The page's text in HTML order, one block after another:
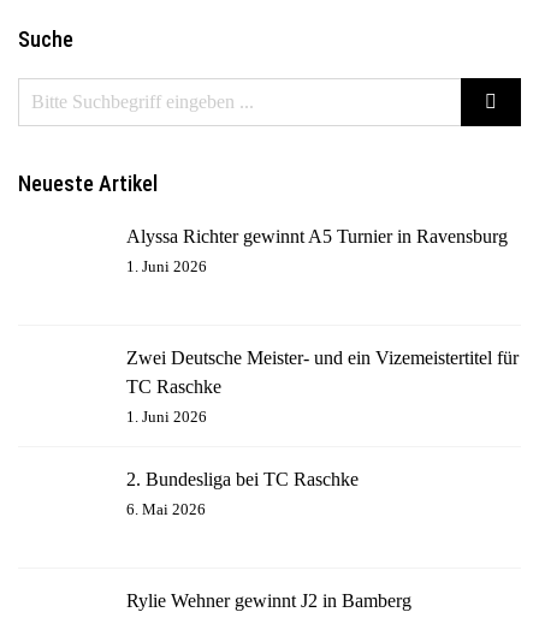
Suche
Neueste Artikel
Alyssa Richter gewinnt A5 Turnier in Ravensburg
1. Juni 2026
Zwei Deutsche Meister- und ein Vizemeistertitel für
TC Raschke
1. Juni 2026
2. Bundesliga bei TC Raschke
6. Mai 2026
Rylie Wehner gewinnt J2 in Bamberg